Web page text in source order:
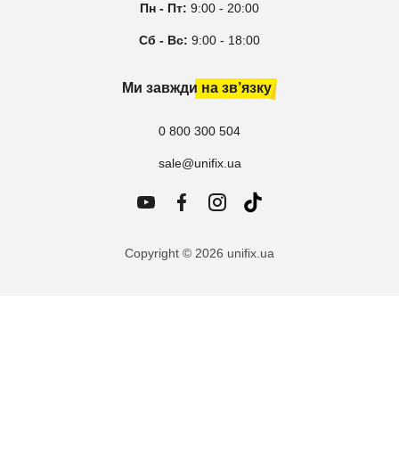
Copyright © 2026 unifix.ua
Пн - Пт: 9:00 - 20:00
Сб - Вс: 9:00 - 18:00
Ми завжди на зв’язку
0 800 300 504
sale@unifix.ua